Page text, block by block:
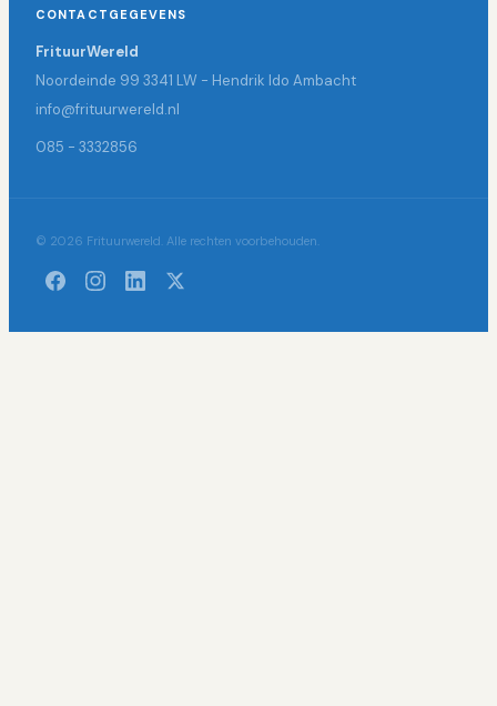
CONTACTGEGEVENS
FrituurWereld
Noordeinde 99 3341 LW - Hendrik Ido Ambacht
info@frituurwereld.nl
085 - 3332856
© 2026 Frituurwereld. Alle rechten voorbehouden.